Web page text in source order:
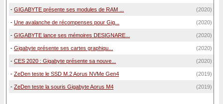
- GIGABYTE présente ses modules de RAM ... (2020)
- Une avalanche de récompenses pour Gig... (2020)
- GIGABYTE lance ses mémoires DESIGNARE... (2020)
- Gigabyte présente ses cartes graphiqu... (2020)
- CES 2020 : Gigabyte présente sa nouve... (2020)
- ZeDen teste le SSD M.2 Aorus NVMe Gen4 (2019)
- ZeDen teste la souris Gigabyte Aorus M4 (2019)